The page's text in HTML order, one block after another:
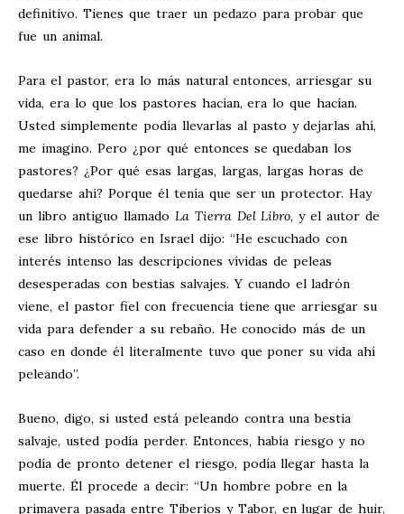
definitivo. Tienes que traer un pedazo para probar que
fue un animal.
Para el pastor, era lo más natural entonces, arriesgar su
vida, era lo que los pastores hacían, era lo que hacían.
Usted simplemente podía llevarlas al pasto y dejarlas ahí,
me imagino. Pero ¿por qué entonces se quedaban los
pastores? ¿Por qué esas largas, largas, largas horas de
quedarse ahí? Porque él tenía que ser un protector. Hay
un libro antiguo llamado La Tierra Del Libro, y el autor de
ese libro histórico en Israel dijo: “He escuchado con
interés intenso las descripciones vívidas de peleas
desesperadas con bestias salvajes. Y cuando el ladrón
viene, el pastor fiel con frecuencia tiene que arriesgar su
vida para defender a su rebaño. He conocido más de un
caso en donde él literalmente tuvo que poner su vida ahí
peleando”.
Bueno, digo, si usted está peleando contra una bestia
salvaje, usted podía perder. Entonces, había riesgo y no
podía de pronto detener el riesgo, podía llegar hasta la
muerte. Él procede a decir: “Un hombre pobre en la
primavera pasada entre Tiberios y Tabor, en lugar de huir,